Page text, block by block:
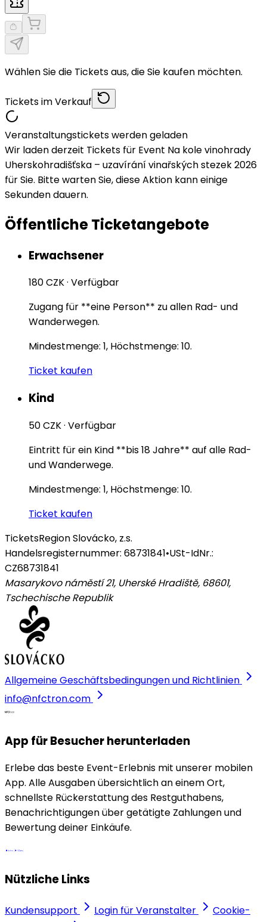
Wählen Sie die Tickets aus, die Sie kaufen möchten.
Tickets im Verkauf
Veranstaltungstickets werden geladen
Wir laden derzeit Tickets für Event Na kole vinohrady
Uherskohradišťska – uzavírání vinařských stezek 2026
für Sie. Bitte warten Sie, diese Aktion kann einige
Sekunden dauern.
Öffentliche Ticketangebote
Erwachsener
180 CZK· Verfügbar
Zugang für **eine Person** zu allen Rad- und
Wanderwegen.
Mindestmenge: 1, Höchstmenge: 10.
Ticket kaufen
Kind
50 CZK· Verfügbar
Eintritt für ein Kind **bis 18 Jahre** auf alle Rad-
und Wanderwege.
Mindestmenge: 1, Höchstmenge: 10.
Ticket kaufen
TicketsRegion Slovácko, z.s.
Handelsregisternummer: 68731841•USt-IdNr.:
CZ68731841
Masarykovo náměstí 21, Uherské Hradiště, 68601,
Tschechische Republik
Allgemeine Geschäftsbedingungen und Richtlinien
info@nfctron.com
App für Besucher herunterladen
Erlebe das beste Event-Erlebnis mit unserer mobilen
App. Alle Ausgaben übersichtlich an einem Ort,
schnellste Rückerstattung des Restguthabens,
Benachrichtigungen über getätigte Zahlungen und
Bewertung deiner Einkäufe.
Nützliche Links
Kundensupport Login für Veranstalter
Cookie-